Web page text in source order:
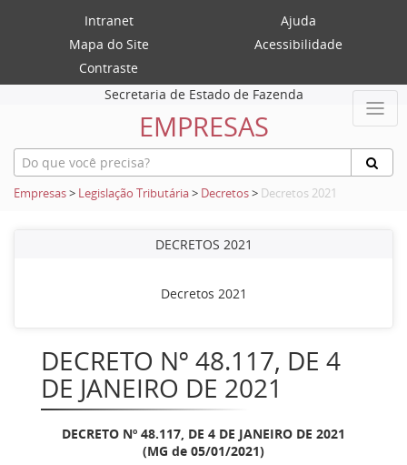
Intranet
Ajuda
Mapa do Site
Acessibilidade
Contraste
Secretaria de Estado de Fazenda
EMPRESAS
Empresas> Legislação Tributária> Decretos> Decretos 2021
DECRETOS 2021
Decretos 2021
DECRETO Nº 48.117, DE 4
DE JANEIRO DE 2021
DECRETO Nº 48.117, DE 4 DE JANEIRO DE 2021
(MG de 05/01/2021)